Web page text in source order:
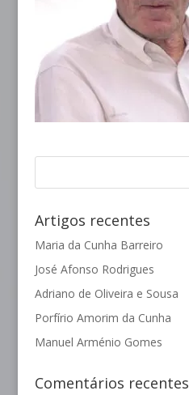
Artigos recentes
Maria da Cunha Barreiro
José Afonso Rodrigues
Adriano de Oliveira e Sousa
Porfírio Amorim da Cunha
Manuel Arménio Gomes
Comentários recentes